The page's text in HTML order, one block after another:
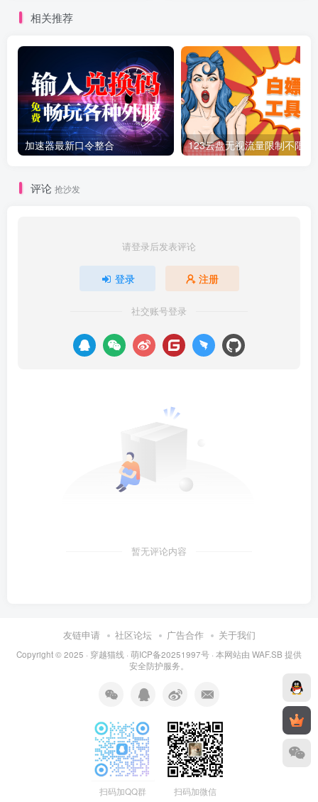
相关推荐
加速器最新口令整合
评论 抢沙发
请登录后发表评论
登录 注册
社交账号登录
暂无评论内容
友链申请 社区论坛 广告合作 关于我们
Copyright © 2025 · 穿越猫线 · 萌ICP备20251997号 · 本网站由 WAF.SB 提供
安全防护服务。
扫码加QQ群 扫码加微信